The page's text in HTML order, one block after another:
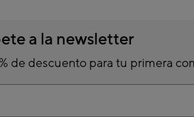
a la newsletter
de descuento para tu primera